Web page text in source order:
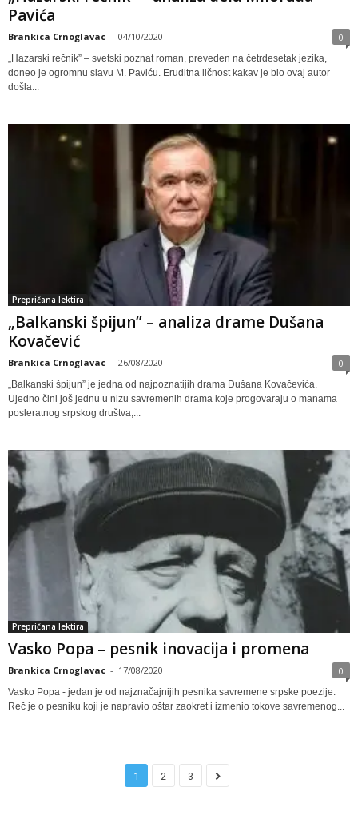
Pavića
Brankica Crnoglavac - 04/10/2020 0
„Hazarski rečnik” – svetski poznat roman, preveden na četrdesetak jezika,
doneo je ogromnu slavu M. Paviću. Eruditna ličnost kakav je bio ovaj autor
došla...
Prepričana lektira
„Balkanski špijun” – analiza drame Dušana
Kovačević
Brankica Crnoglavac - 26/08/2020 0
„Balkanski špijun” je jedna od najpoznatijih drama Dušana Kovačevića.
Ujedno čini još jednu u nizu savremenih drama koje progovaraju o manama
posleratnog srpskog društva,...
Prepričana lektira
Vasko Popa – pesnik inovacija i promena
Brankica Crnoglavac - 17/08/2020 0
Vasko Popa - jedan je od najznačajnijih pesnika savremene srpske poezije.
Reč je o pesniku koji je napravio oštar zaokret i izmenio tokove savremenog...
1 2 3